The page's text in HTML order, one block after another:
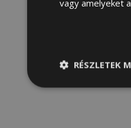
vagy amelyeket
RÉSZLETEK